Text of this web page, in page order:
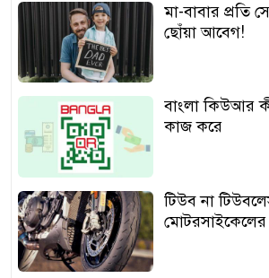
মা-বাবার প্রতি
ছোঁয়া আবেগ!
বাংলা কিউআর
কাজ করে
টিউব না